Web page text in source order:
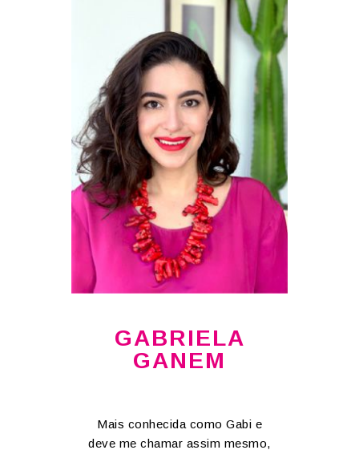
GABRIELA
GANEM
Mais conhecida como Gabi e
deve me chamar assim mesmo,